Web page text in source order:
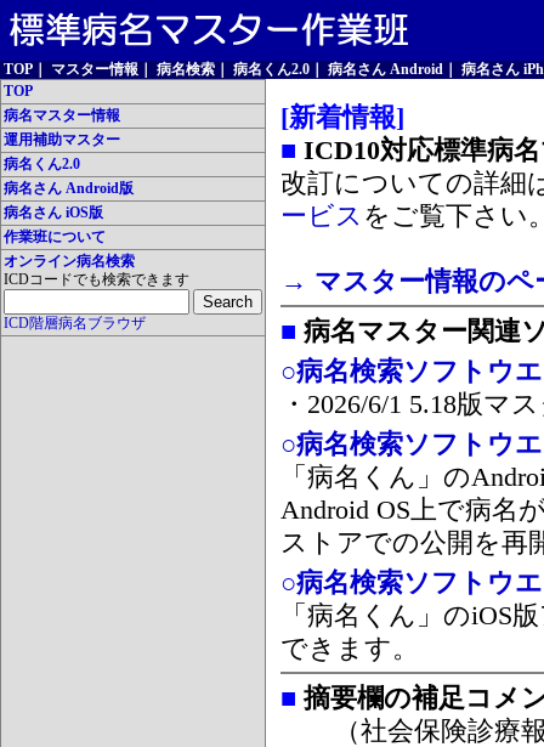
TOP マスター情報 病名検索 病名くん2.0 病名さん Android
病名さん
TOP
病名マスター情報
運用補助マスター
病名くん2.0
病名さん Android版
病名さん iOS版
作業班について
オンライン病名検索
ICDコードでも検索できます
ICD階層病名ブラウザ
[新着情報]
■ ICD10対応標準病
改訂についての詳細
ービス をご覧下さい
→ マスター情報のペ
■ 病名マスター関連
○病名検索ソフトウ
・2026/6/1 5.18版マ
○病名検索ソフトウ
「病名くん」の
Android OS上で病名
ストアでの公開を再
○病名検索ソフトウ
「病名くん」のiOS
できます。
■ 摘要欄の補足コメ
（社会保険診療報